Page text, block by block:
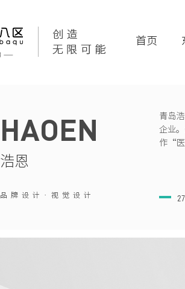
首页
HAOEN
浩恩
品牌设计·视觉设计
青岛
企业
作“医